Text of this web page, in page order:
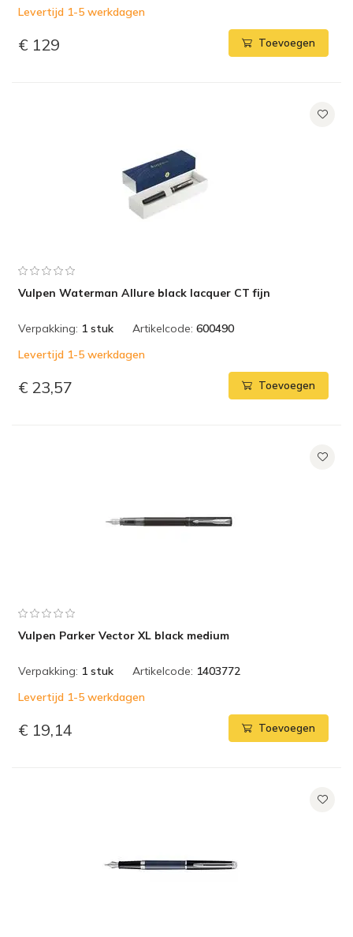
Levertijd 1-5 werkdagen
€ 129 Toevoegen
Vulpen Waterman Allure black lacquer CT fijn
Verpakking: 1 stuk Artikelcode: 600490
Levertijd 1-5 werkdagen
€ 23,57 Toevoegen
Vulpen Parker Vector XL black medium
Verpakking: 1 stuk Artikelcode: 1403772
Levertijd 1-5 werkdagen
€ 19,14 Toevoegen